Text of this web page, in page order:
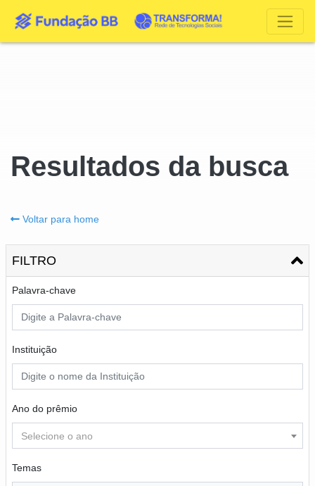
Resultados da busca
Voltar para home
FILTRO
Palavra-chave
Instituição
Ano do prêmio
Selecione o ano
Temas